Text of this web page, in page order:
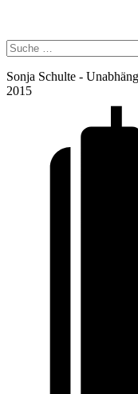
Sonja Schulte -
2015